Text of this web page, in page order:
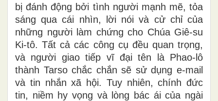
bị đánh động bởi tình người mạnh mẽ, tỏa
sáng qua cái nhìn, lời nói và cử chỉ của
những người làm chứng cho Chúa Giê-su
Ki-tô. Tất cả các công cụ đều quan trọng,
và người giao tiếp vĩ đại tên là Phao-lô
thành Tarso chắc chắn sẽ sử dụng e-mail
và tin nhắn xã hội. Tuy nhiên, chính đức
tin, niềm hy vọng và lòng bác ái của ngài